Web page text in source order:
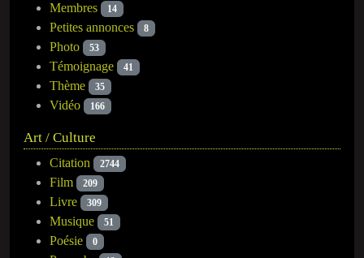
Membres 14
Petites annonces 8
Photo 53
Témoignage 41
Thème 35
Vidéo 166
Art / Culture
Citation 2744
Film 209
Livre 309
Musique 51
Poésie 0